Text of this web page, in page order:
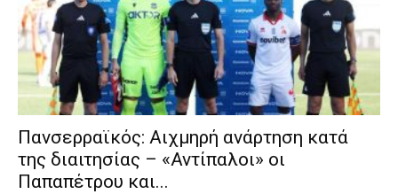
Πανσερραϊκός: Αιχμηρή ανάρτηση κατά
της διαιτησίας – «Αντίπαλοι» οι
Παπαπέτρου και...